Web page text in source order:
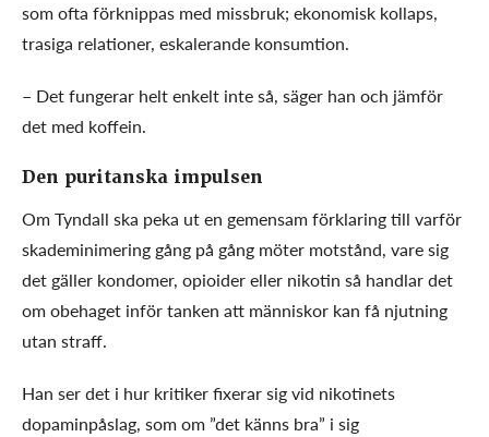
som ofta förknippas med missbruk; ekonomisk kollaps,
trasiga relationer, eskalerande konsumtion.
– Det fungerar helt enkelt inte så, säger han och jämför
det med koffein.
Den puritanska impulsen
Om Tyndall ska peka ut en gemensam förklaring till varför
skademinimering gång på gång möter motstånd, vare sig
det gäller kondomer, opioider eller nikotin så handlar det
om obehaget inför tanken att människor kan få njutning
utan straff.
Han ser det i hur kritiker fixerar sig vid nikotinets
dopaminpåslag, som om ”det känns bra” i sig